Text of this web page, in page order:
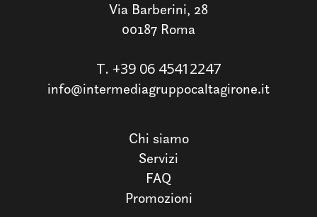
Via Barberini, 28
00187 Roma
T. +39 06 45412247
info@intermediagruppocaltagirone.it
Chi siamo
Servizi
FAQ
Promozioni